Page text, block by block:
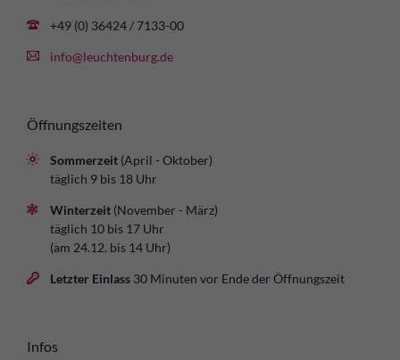
+49 (0) 36424 / 7133-00
info@leuchtenburg.de
Öffnungszeiten
Sommerzeit (April - Oktober)
täglich 9 bis 18 Uhr
Winterzeit (November - März)
täglich 10 bis 17 Uhr
(am 24.12. bis 14 Uhr)
Letzter Einlass 30 Minuten vor Ende der Öffnungszeit
Infos